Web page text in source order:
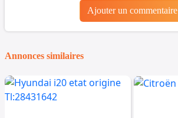
Ajouter un commentaire
Annonces similaires